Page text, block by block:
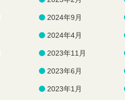
2024年9月
2024年4月
2023年11月
2023年6月
2023年1月